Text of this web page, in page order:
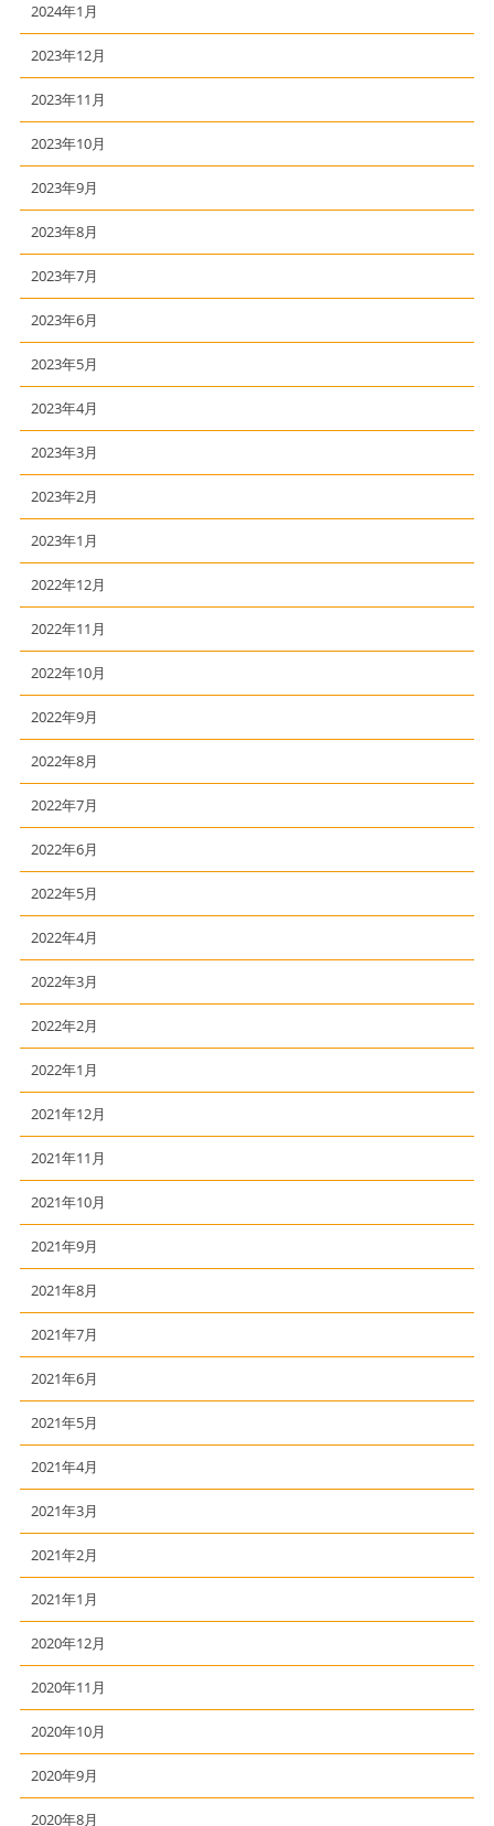
2024年1月
2023年12月
2023年11月
2023年10月
2023年9月
2023年8月
2023年7月
2023年6月
2023年5月
2023年4月
2023年3月
2023年2月
2023年1月
2022年12月
2022年11月
2022年10月
2022年9月
2022年8月
2022年7月
2022年6月
2022年5月
2022年4月
2022年3月
2022年2月
2022年1月
2021年12月
2021年11月
2021年10月
2021年9月
2021年8月
2021年7月
2021年6月
2021年5月
2021年4月
2021年3月
2021年2月
2021年1月
2020年12月
2020年11月
2020年10月
2020年9月
2020年8月